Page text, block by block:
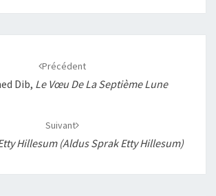
Précédent
Dib, Le Vœu De La Septième Lune
Suivant
Hillesum (Aldus Sprak Etty Hillesum)